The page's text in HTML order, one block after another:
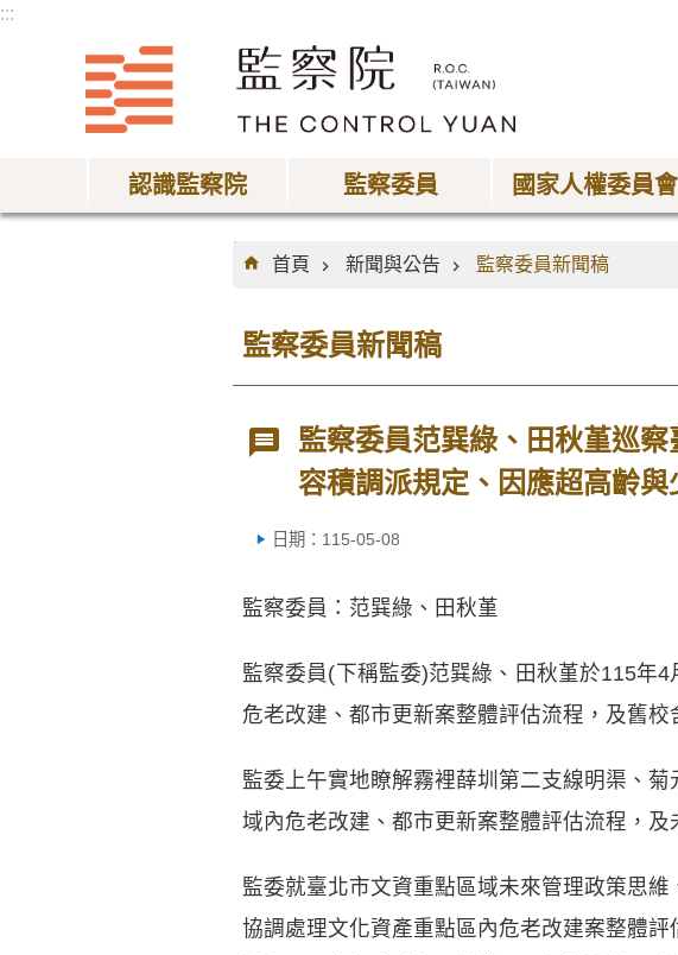
:::
認識監察院 監察委員 國家人權委員會
:::
首頁
新聞與公告 監察委員新聞稿
監察委員新聞稿
監察委員范巽綠、田秋堇巡
容積調派規定、因應超高齡
日期：115-05-08
監察委員：范巽綠、田秋堇
監察委員(下稱監委)范巽綠、田秋堇於115年
危老改建、都市更新案整體評估流程，及舊
監委上午實地瞭解霧裡薛圳第二支線明渠、
域內危老改建、都市更新案整體評估流程，及
監委就臺北市文資重點區域未來管理政策思
協調處理文化資產重點區內危老改建案整體